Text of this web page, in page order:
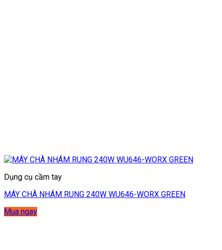
Dụng cụ cầm tay
MÁY CHÀ NHÁM RUNG 240W WU646-WORX GREEN
Mua ngay